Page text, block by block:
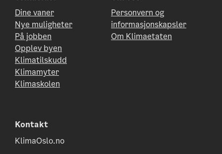
Dine vaner
Nye muligheter
På jobben
Opplev byen
Klimatilskudd
Klimamyter
Klimaskolen
Personvern og
informasjonskapsler
Om Klimaetaten
Kontakt
KlimaOslo.no